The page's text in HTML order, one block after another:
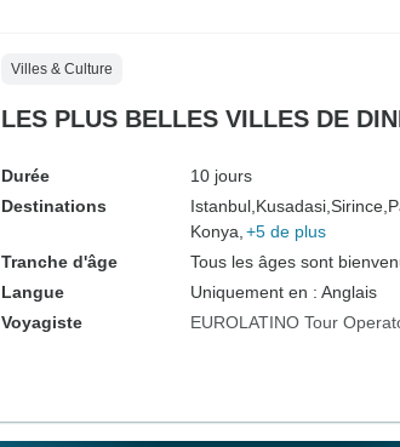
Villes & Culture
LES PLUS BELLES VILLES DE
Durée
10 jours
Destinations
Istanbul, Kusadasi, Sirince,
Konya, +5 de plus
Tranche d'âge
Tous les âges sont
Langue
Uniquement en : Anglais
Voyagiste
EUROLATINO Tour